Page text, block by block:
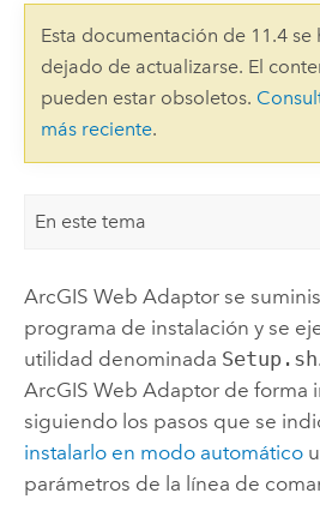
Esta documentación de 11.4 se
dejado de actualizarse. El
pueden estar obsoletos.
más reciente.
En este tema
ArcGIS Web Adaptorse
programa de instalación y se
utilidad denominada Setup.sh
ArcGIS Web Adaptorde forma
siguiendo los pasos que se
instalarlo en modo automático
parámetros de la línea de